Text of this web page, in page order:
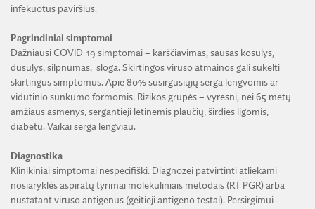
infekuotus paviršius.
Pagrindiniai simptomai
Dažniausi COVID-19 simptomai – karščiavimas, sausas kosulys,
dusulys, silpnumas, sloga. Skirtingos viruso atmainos gali sukelti
skirtingus simptomus. Apie 80% susirgusiųjų serga lengvomis ar
vidutinio sunkumo formomis. Rizikos grupės – vyresni, nei 65 metų
amžiaus asmenys, sergantieji lėtinėmis plaučių, širdies ligomis,
diabetu. Vaikai serga lengviau.
Diagnostika
Klinikiniai simptomai nespecifiški. Diagnozei patvirtinti atliekami
nosiaryklės aspiratų tyrimai molekuliniais metodais (RT PGR) arba
nustatant viruso antigenus (geitieji antigeno testai). Persirgimui